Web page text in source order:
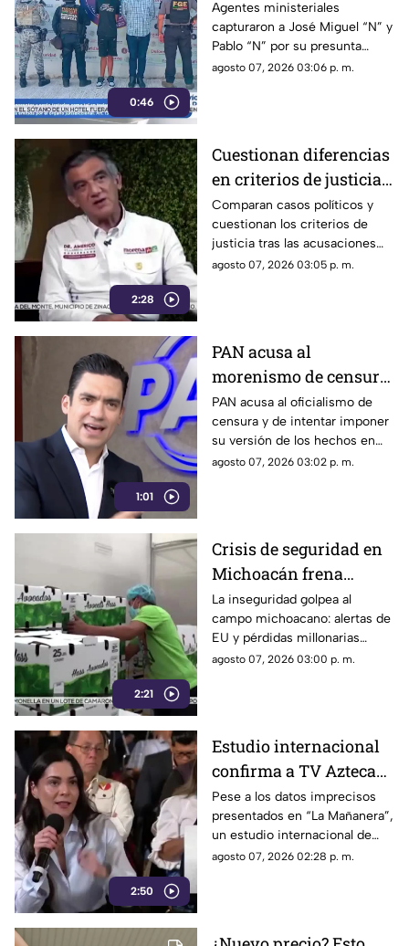
0:46
homicidio de Violeta en
su estética en Acapulco
Agentes ministeriales
capturaron a José Miguel “N” y
Pablo “N” por su presunta
responsabilidad en el
agosto 07, 2026 03:06 p. m.
2:28
Cuestionan diferencias
en criterios de justicia
por casos políticos en
Guerrero y Sinaloa
Comparan casos políticos y
cuestionan los criterios de
justicia tras las acusaciones
contra exfuncionarios de
agosto 07, 2026 03:05 p. m.
1:01
PAN acusa al
morenismo de censura
y de imponer narrativa
en el debate público
PAN acusa al oficialismo de
censura y de intentar imponer
su versión de los hechos en
medio del debate político
agosto 07, 2026 03:02 p. m.
2:21
Crisis de seguridad en
Michoacán frena
exportación de
aguacate y deja
pérdidas millonarias
La inseguridad golpea al
campo michoacano: alertas de
EU y pérdidas millonarias
afectan la exportación de
agosto 07, 2026 03:00 p. m.
2:50
Estudio internacional
confirma a TV Azteca
como el medio líder en
credibilidad y alcance
Pese a los datos imprecisos
presentados en “La Mañanera”,
un estudio internacional de
Reuters confirma que TV
agosto 07, 2026 02:28 p. m.